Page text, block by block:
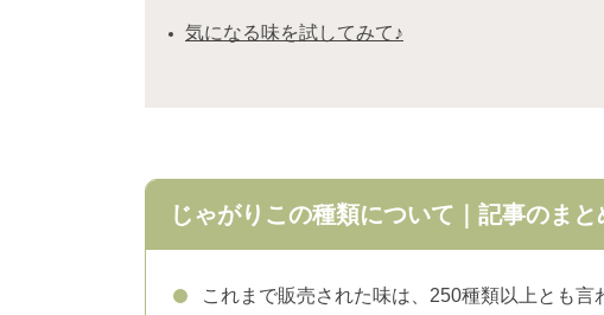
気になる味を試してみて♪
じゃがりこの種類について｜記事のまと
これまで販売された味は、250種類以上とも言